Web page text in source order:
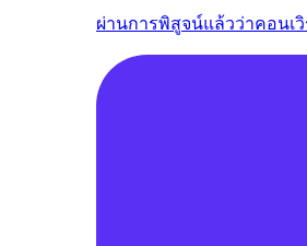
ผ่านการพิสูจน์แล้วว่าคอนเ